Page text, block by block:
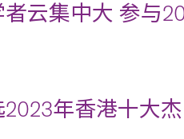
云集中大 参与
年香港十大